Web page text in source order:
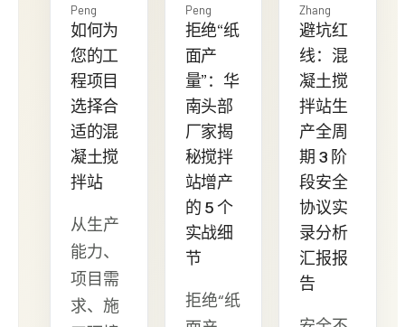
Peng
如何为
您的工
程项目
选择合
适的混
凝土搅
拌站
从生产
能力、
项目需
求、施
Peng
拒绝“纸
面产
量”：华
南头部
厂家揭
秘搅拌
站增产
的 5 个
实战细
节
拒绝“纸
Zhang
避坑红
线：混
凝土搅
拌站生
产全周
期 3 阶
段安全
协议实
录分析
汇报报
告